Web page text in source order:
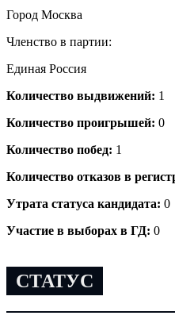
Город Москва
Членство в партии:
Единая Россия
Количество выдвижений: 1
Количество проигрышей: 0
Количество побед: 1
Количество отказов в
Утрата статуса кандидата: 0
Участие в выборах в ГД: 0
СТАТУС